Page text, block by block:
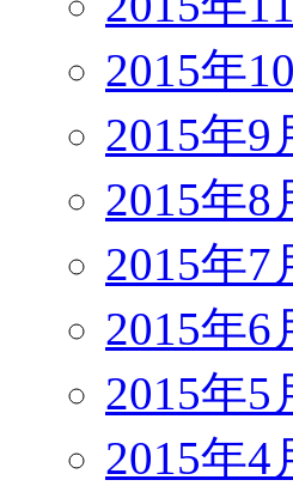
2015年
2015年9
2015年8
2015年7
2015年6
2015年5
2015年4